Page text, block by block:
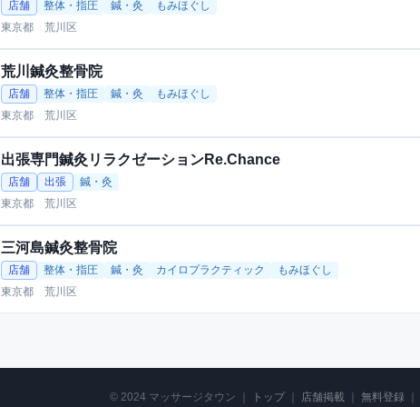
店舗 整体・指圧 鍼・灸 もみほぐし
東京都 荒川区
荒川鍼灸整骨院
店舗 整体・指圧 鍼・灸 もみほぐし
東京都 荒川区
出張専門鍼灸リラクゼーションRe.Chance
店舗 出張 鍼・灸
東京都 荒川区
三河島鍼灸整骨院
店舗 整体・指圧 鍼・灸 カイロプラクティック もみほぐし
東京都 荒川区
© 2024 マッサージタウン ｜ トップ｜ 店舗掲載｜ 無料登録